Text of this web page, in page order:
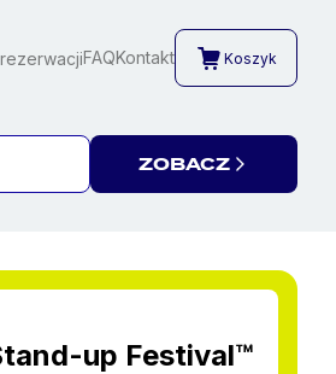
FAQKontakt Koszyk
ZOBACZ
up Festival™